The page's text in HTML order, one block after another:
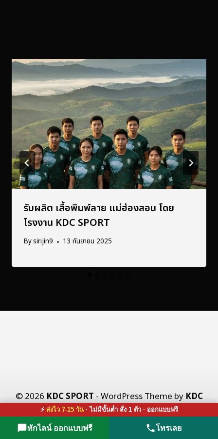
รับผลิต เสื้อพิมพ์ลาย แม่ฮ่องสอน โดย
โรงงาน KDC SPORT
Bysirijin9 13 กันยายน 2025
© 2026 KDC SPORT - WordPress Theme by KDC
X CO., LTD.
⚡ ส่งไว 7-15 วัน· ไม่มีขั้นต่ำ สั่ง 1 ตัว · ออกแบบฟรี
ทักไลน์ ออกแบบฟรี โทรเลย